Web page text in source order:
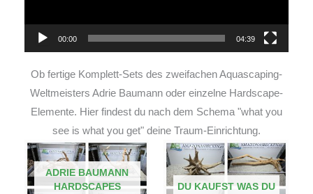
00:00 04:39
Ob fertige Komplett-Sets des zweifachen Aquascaping-
Weltmeisters Adrie Baumann oder einzelne Hardscape-
Elemente. Hier findest du nach dem Schema "what you
see is what you get" deine Traum-Einrichtung.
ADRIE BAUMANN
HARDSCAPES
DU KAUFST WAS DU